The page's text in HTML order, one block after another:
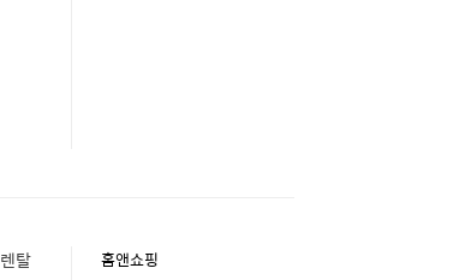
[렌탈]LG헬로 에어컨렌탈 LG·위니아·삼성 스탠드 벽걸이 에어컨 렌탈 홈앤쇼핑